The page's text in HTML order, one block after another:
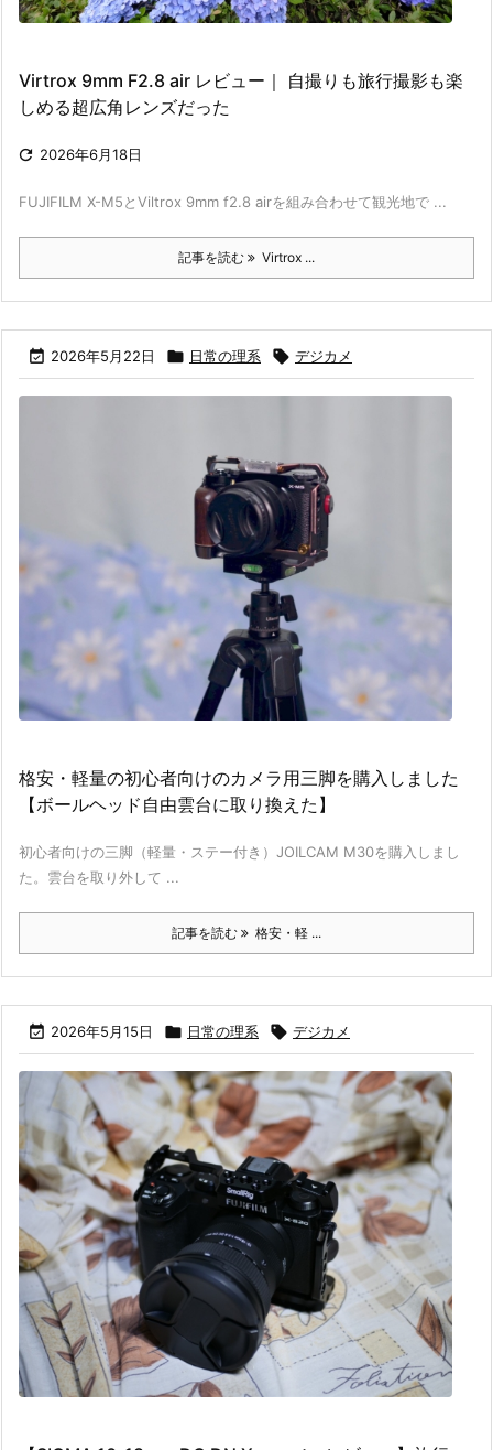
Virtrox 9mm F2.8 air レビュー｜ 自撮りも旅行撮影も楽
しめる超広角レンズだった
 2026年6月18日
FUJIFILM X-M5とViltrox 9mm f2.8 airを組み合わせて観光地で ...
記事を読む Virtrox ...
 2026年5月22日  日常の理系  デジカメ
格安・軽量の初心者向けのカメラ用三脚を購入しました
【ボールヘッド自由雲台に取り換えた】
初心者向けの三脚（軽量・ステー付き）JOILCAM M30を購入しまし
た。雲台を取り外して ...
記事を読む 格安・軽 ...
 2026年5月15日  日常の理系  デジカメ